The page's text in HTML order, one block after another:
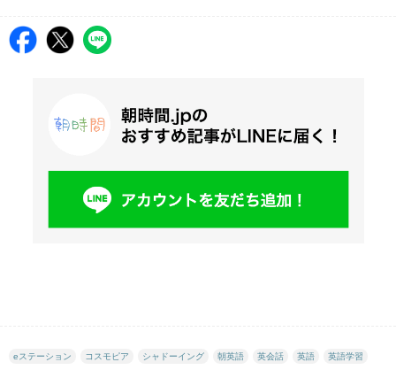
eステーション コスモピア シャドーイング 朝英語 英会話 英語 英語学習